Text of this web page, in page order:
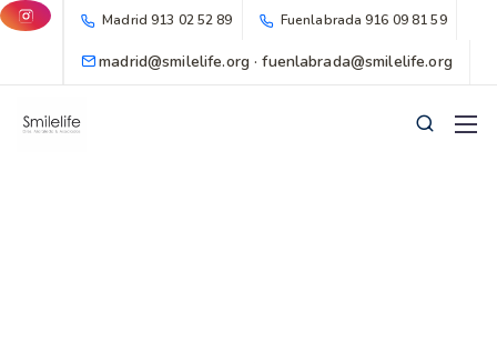
Madrid913 02 52 89 Fuenlabrada916 09 81 59
madrid@smilelife.org · fuenlabrada@smilelife.org